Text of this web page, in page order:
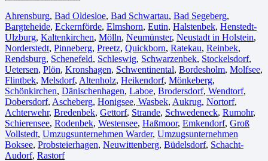
Ahrensburg, Bad Oldesloe, Bad Schwartau, Bad Segeberg,
Bargteheide, Eckernförde, Elmshorn, Eutin, Halstenbek, Henstedt-
Ulzburg, Kaltenkirchen, Mölln, Neumünster, Neustadt in Holstein,
Norderstedt, Pinneberg, Preetz, Quickborn, Ratekau, Reinbek,
Rendsburg, Schenefeld, Schleswig, Schwarzenbek, Stockelsdorf,
Uetersen, Plön, Kronshagen, Schwentinental, Bordesholm, Molfsee,
Flintbek, Melsdorf, Altenholz, Heikendorf, Mönkeberg,
Schönkirchen, Dänischenhagen, Laboe, Brodersdorf, Wendtorf,
Dobersdorf, Ascheberg, Honigsee, Wasbek, Aukrug, Nortorf,
Achterwehr, Bredenbek, Gettorf, Strande, Schwedeneck, Rumohr,
Schierensee, Rodenbek, Westensee, Haßmoor, Emkendorf, Groß
Vollstedt, Umzugsunternehmen Warder, Umzugsunternehmen
Boksee, Probsteierhagen, Neuwittenberg, Büdelsdorf, Schacht-
Audorf, Rastorf